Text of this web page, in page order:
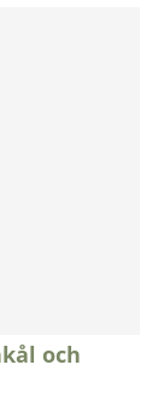
och